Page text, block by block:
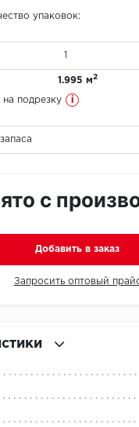
упаковок:
1.995 м2
на подрезку i
с
Добавить в заказ
Запросить оптовый